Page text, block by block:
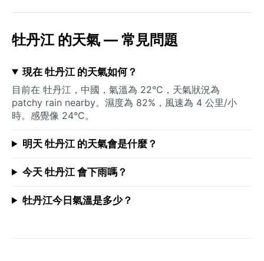
牡丹江 的天氣 — 常見問題
現在 牡丹江 的天氣如何？
目前在 牡丹江，中國，氣溫為 22°C，天氣狀況為
patchy rain nearby。濕度為 82%，風速為 4 公里/小
時。感覺像 24°C。
明天 牡丹江 的天氣會是什麼？
今天 牡丹江 會下雨嗎？
牡丹江今日氣溫是多少？